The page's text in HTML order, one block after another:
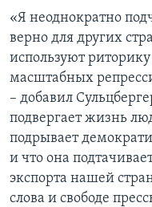
«Я неоднократно
верно для других
используют
масштабных
– добавил
подвергает жизнь
подрывает
и что она
экспорта нашей
слова и свободе